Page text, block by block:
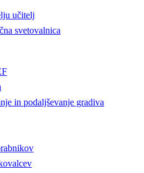
učitelj
svetovalnica
in podaljševanje gradiva